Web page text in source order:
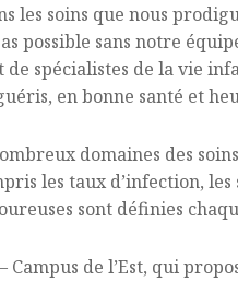
les soins que nous
possible sans notre
de spécialistes de la vie
en bonne santé et
domaines des
les taux d’infection,
sont définies
Campus de l’Est, qui